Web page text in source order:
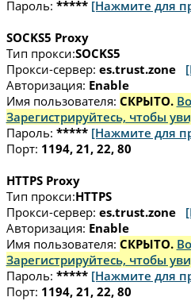
Пароль: ***** [Нажмите для
SOCKS5 Proxy
Тип прокси:SOCKS5
Прокси-сервер: es.trust.zone
Авторизация: Enable
Имя пользователя: СКРЫТО.
Зарегистрируйтесь, чтобы
Пароль: ***** [Нажмите для
Порт: 1194, 21, 22, 80
HTTPS Proxy
Тип прокси:HTTPS
Прокси-сервер: es.trust.zone
Авторизация: Enable
Имя пользователя: СКРЫТО.
Зарегистрируйтесь, чтобы
Пароль: ***** [Нажмите для
Порт: 1194, 21, 22, 80